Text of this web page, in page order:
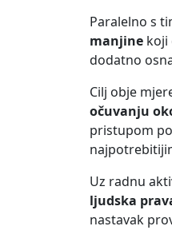
Paralelno s
manjine koji
dodatno
Cilj obje
očuvanju
pristupom
Uz radnu
ljudska
nastavak